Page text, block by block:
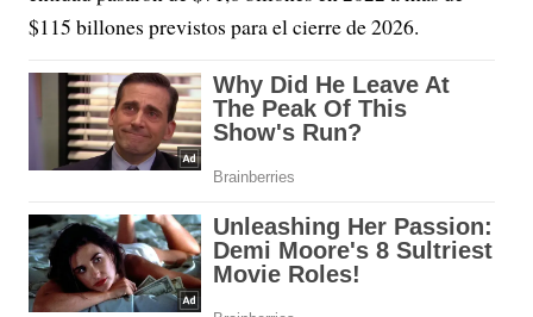
$115 billones previstos para el cierre de 2026.